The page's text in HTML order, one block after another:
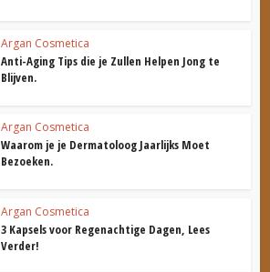
Argan Cosmetica
Anti-Aging Tips die je Zullen Helpen Jong te
Blijven.
Argan Cosmetica
Waarom je je Dermatoloog Jaarlijks Moet
Bezoeken.
Argan Cosmetica
3 Kapsels voor Regenachtige Dagen, Lees
Verder!